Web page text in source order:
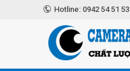
Hotline: 0942 54 51 53